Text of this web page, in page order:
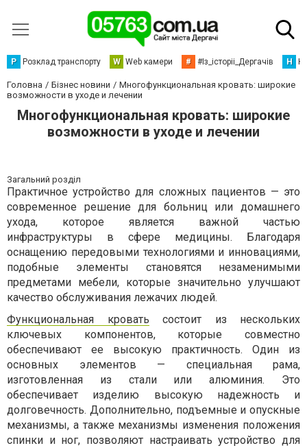
Р Розклад транспорту W Web камери # #Із_історіі_Дергачів Н
Головна Бізнес новини
Многофункциональная кровать: широкие
возможности в уходе и лечении
Многофункциональная кровать: широкие
возможности в уходе и лечении
Загальний розділ
Практичное устройство для сложных пациентов — это
современное решение для больниц или домашнего
ухода, которое является важной частью
инфраструктуры в сфере медицины. Благодаря
оснащению передовыми технологиями и инновациями,
подобные элементы становятся незаменимыми
предметами мебели, которые значительно улучшают
качество обслуживания лежачих людей.
Функциональная кровать состоит из нескольких
ключевых компонентов, которые совместно
обеспечивают ее высокую практичность. Один из
основных элементов — специальная рама,
изготовленная из стали или алюминия. Это
обеспечивает изделию высокую надежность и
долговечность. Дополнительно, подъемные и опускные
механизмы, а также механизмы изменения положения
спинки и ног, позволяют настраивать устройство для